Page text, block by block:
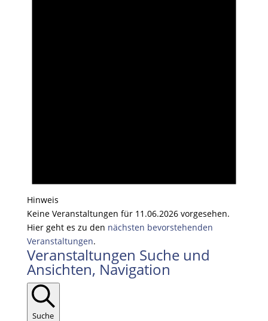
Hinweis
Keine Veranstaltungen für 11.06.2026 vorgesehen.
Hier geht es zu den nächsten bevorstehenden
Veranstaltungen.
Veranstaltungen Suche und
Ansichten, Navigation
Suche